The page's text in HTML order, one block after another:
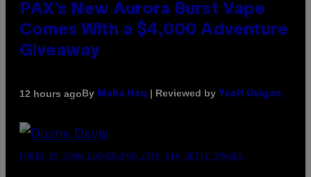
PAX’s New Aurora Burst Vape
Comes With a $4,000 Adventure
Giveaway
12 hours agoBy Maha Haq | Reviewed by Ysolt Usigan
PHOTO BY JOHN LOCHER/POOL/AFP VIA GETTY IMAGES